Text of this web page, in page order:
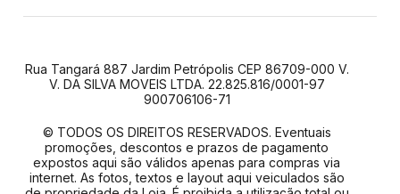
Rua Tangará 887 Jardim Petrópolis CEP 86709-000 V.
V. DA SILVA MOVEIS LTDA. 22.825.816/0001-97
900706106-71
© TODOS OS DIREITOS RESERVADOS. Eventuais
promoções, descontos e prazos de pagamento
expostos aqui são válidos apenas para compras via
internet. As fotos, textos e layout aqui veiculados são